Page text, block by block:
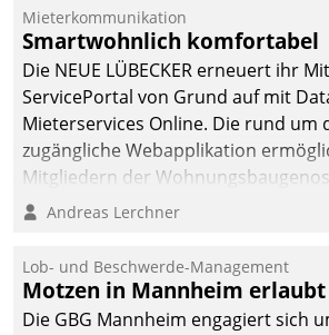
Mieterkommunikation
Smartwohnlich komfortabel
Die NEUE LÜBECKER erneuert ihr
ServicePortal von Grund auf mit
Mieterservices Online. Die rund um
zugängliche Webapplikation
Mitgliedern der
Kontaktaufnahme per Smartphone,
Andreas Lerchner
Lob- und Beschwerde-Management
Motzen in Mannheim erlaubt
Die GBG Mannheim engagiert sich